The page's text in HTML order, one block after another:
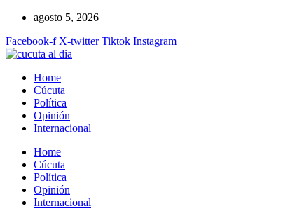
contenido
agosto 5, 2026
Facebook-f X-twitter Tiktok Instagram
Home
Cúcuta
Política
Opinión
Internacional
Home
Cúcuta
Política
Opinión
Internacional